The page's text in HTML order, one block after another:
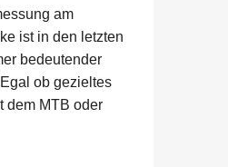
am
ist in den letzten
bedeutender
ob gezieltes
dem MTB oder